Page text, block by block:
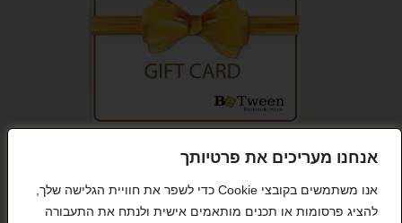
אנחנו מעריכים את פרטיותך
אנו משתמשים בקובצי Cookie כדי לשפר את חוויית הגלישה שלך,
להציג פרסומות או תכנים מותאמים אישית ולנתח את התעבורה
קנייה מאובטחת